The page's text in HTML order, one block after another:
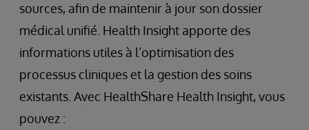
sources, afin de maintenir à jour son dossier
médical unifié. Health Insight apporte des
informations utiles à l’optimisation des
processus cliniques et la gestion des soins
existants. Avec HealthShare Health Insight, vous
pouvez :